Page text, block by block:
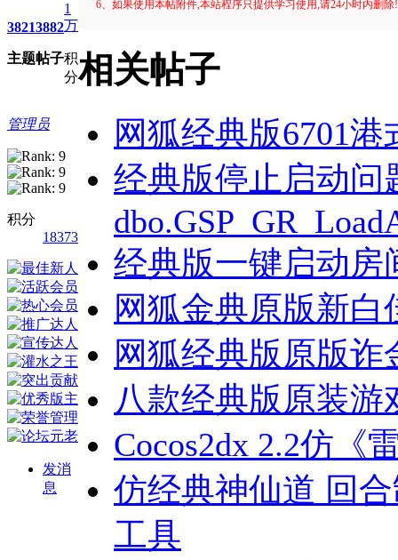
3821
主题
3882
帖子
1
万
积
分
管理员
积分
18373
发消
息
6、如果使用本帖附件,本站程序只提供学习使用,请24小时内删
相关帖子
网狐经典版6701
经典版停止启动问
经典版一键启动房
网狐金典原版新白
网狐经典版原版诈
八款经典版原装游
Cocos2dx 2.2仿《
仿经典神仙道 回
工具